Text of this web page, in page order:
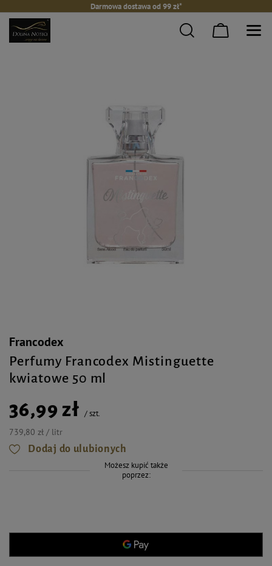
Darmowa dostawa od 99 zł*
Francodex
Perfumy Francodex Mistinguette
kwiatowe 50 ml
36,99 zł /szt.
739,80 zł / litr
Dodaj do ulubionych
Możesz kupić także
poprzez: